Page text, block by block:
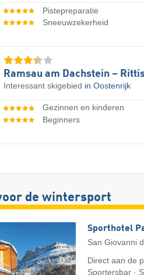
Pistepreparatie
Sneeuwzekerheid
Ramsau am Dachstein –
Interessant skigebied in Oostenrijk
Gezinnen en kinderen
Beginners
de wintersport
Sporthotel
San Giovanni
Direct aan de
Sportersbar ·